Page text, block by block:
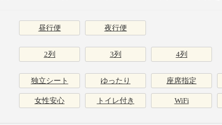
昼行便 夜行便
2列 3列 4列
独立シート ゆったり 座席指定
女性安心 トイレ付き WiFi